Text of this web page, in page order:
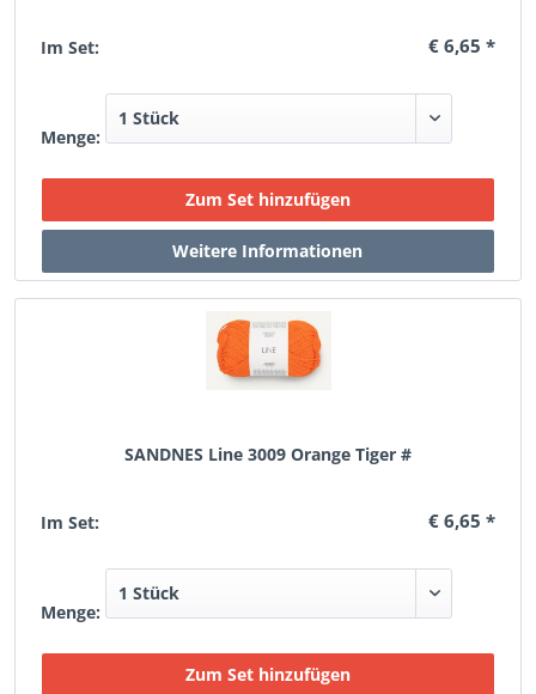
Im Set: € 6,65 *
Menge:
SANDNES Line 3009 Orange Tiger #
Im Set: € 6,65 *
Menge: